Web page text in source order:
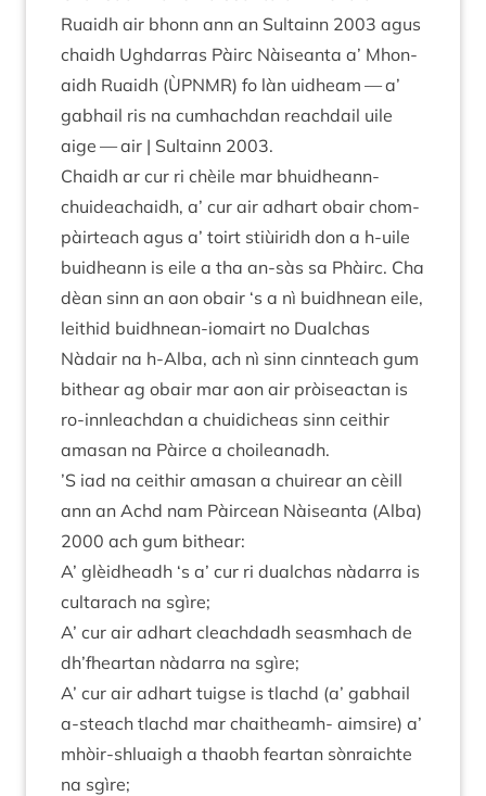
Ruaidh air bhonn ann an Sul­tainn 2003 agus
chaidh Ugh­dar­ras Pàirc Nàiseanta a’ Mhon­
aidh Ruaidh (ÙPN­MR) fo làn uid­heam — a’
gabhail ris na cum­hach­dan reach­dail uile
aige — air | Sul­tainn 2003.
Chaidh ar cur ri chèile mar bhuid­heann-
chuidea­chaidh, a’ cur air adhart obair chom-
pàirteach agus a’ toirt stiùiridh don a h‑uile
buid­heann is eile a tha an-sàs sa Phàirc. Cha
dèan sinn an aon obair ‘s a nì buidh­nean eile,
leith­id buidh­nean-iomairt no Dual­chas
Nàdair na h‑Alba, ach nì sinn cin­nteach gum
bit­hear ag obair mar aon air pròiseact­an is
ro-innleach­dan a chuidi­cheas sinn ceith­ir
amas­an na Pàirce a choileanadh.
’S iad na ceith­ir amas­an a chuire­ar an cèill
ann an Achd nam Pàir­cean Nàiseanta (Alba)
2000 ach gum bithear:
A’ glèid­headh ‘s a’ cur ri dual­chas nàdarra is
cul­tarach na sgìre;
A’ cur air adhart cleach­dadh sea­smhach de
dh’fheartan nàdarra na sgìre;
A’ cur air adhart tuigse is tlachd (a’ gabhail
a‑steach tlachd mar chaitheamh- aim­sire) a’
mhòir-shluaigh a thaobh feartan sòn­raichte
na sgìre;